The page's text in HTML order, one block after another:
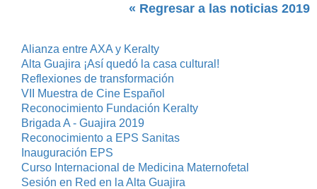
« Regresar a las noticias 2019
Alianza entre AXA y Keralty
Alta Guajira ¡Así quedó la casa cultural!
Reflexiones de transformación
VII Muestra de Cine Español
Reconocimiento Fundación Keralty
Brigada A - Guajira 2019
Reconocimiento a EPS Sanitas
Inauguración EPS
Curso Internacional de Medicina Maternofetal
Sesión en Red en la Alta Guajira